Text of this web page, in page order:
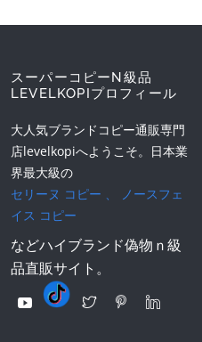
スーパーコピーN級品
LEVELKOPIプロフィール
大人気ブランドコピー通販専門
店levelkopiへようこそ。日本業
界最大級の
セリーヌ コピー 、
ノースフェ
イス コピー
などハイブランド偽物ｎ級
品直販サイト。